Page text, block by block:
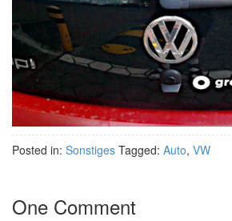
Posted in: Sonstiges Tagged: Auto, VW
One Comment